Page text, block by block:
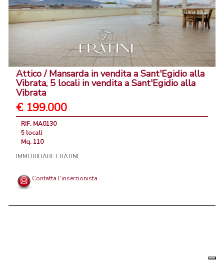
Attico / Mansarda in vendita a Sant'Egidio alla
Vibrata, 5 locali in vendita a Sant'Egidio alla
Vibrata
€ 199.000
RIF. MA0130
5 locali
Mq. 110
IMMOBILIARE FRATINI
Contatta l'inserzionista